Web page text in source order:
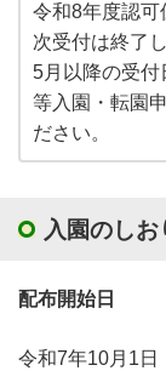
令和8年度認可
次受付は終了
5月以降の受
等入園・転園
ださい。
入園のし
配布開始日
令和7年10月1日